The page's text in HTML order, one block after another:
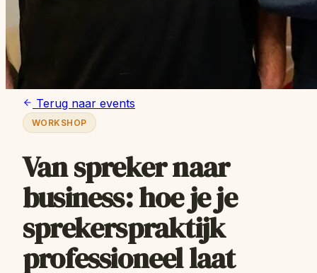
Terug naar events
WORKSHOP
Van spreker naar
business: hoe je je
sprekerspraktijk
professioneel laat